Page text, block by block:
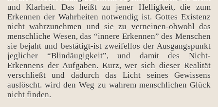
und Klarheit. Das heißt zu jener Helligkeit, die zum
Erkennen der Wahrheiten notwendig ist. Gottes Existenz
nicht wahrzunehmen und sie zu verneinen-obwohl das
menschliche Wesen, das “innere Erkennen” des Menschen
sie bejaht und bestätigt-ist zweifellos der Ausgangspunkt
jeglicher “Blindäugigkeit”, und damit des Nicht-
Erkennens der Aufgaben. Kurz, wer sich dieser Realität
verschließt und dadurch das Licht seines Gewissens
auslöscht. wird den Weg zu wahrem menschlichen Glück
nicht finden.